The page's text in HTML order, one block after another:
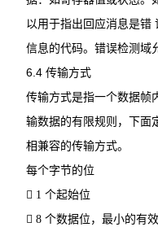
以用于指出回应消息是错
信息的代码。错误检测域
6.4传输方式
传输方式是指一个数据帧
输数据的有限规则，下面
相兼容的传输方式。
每个字节的位
 1个起始位
8个数据位，最小的有